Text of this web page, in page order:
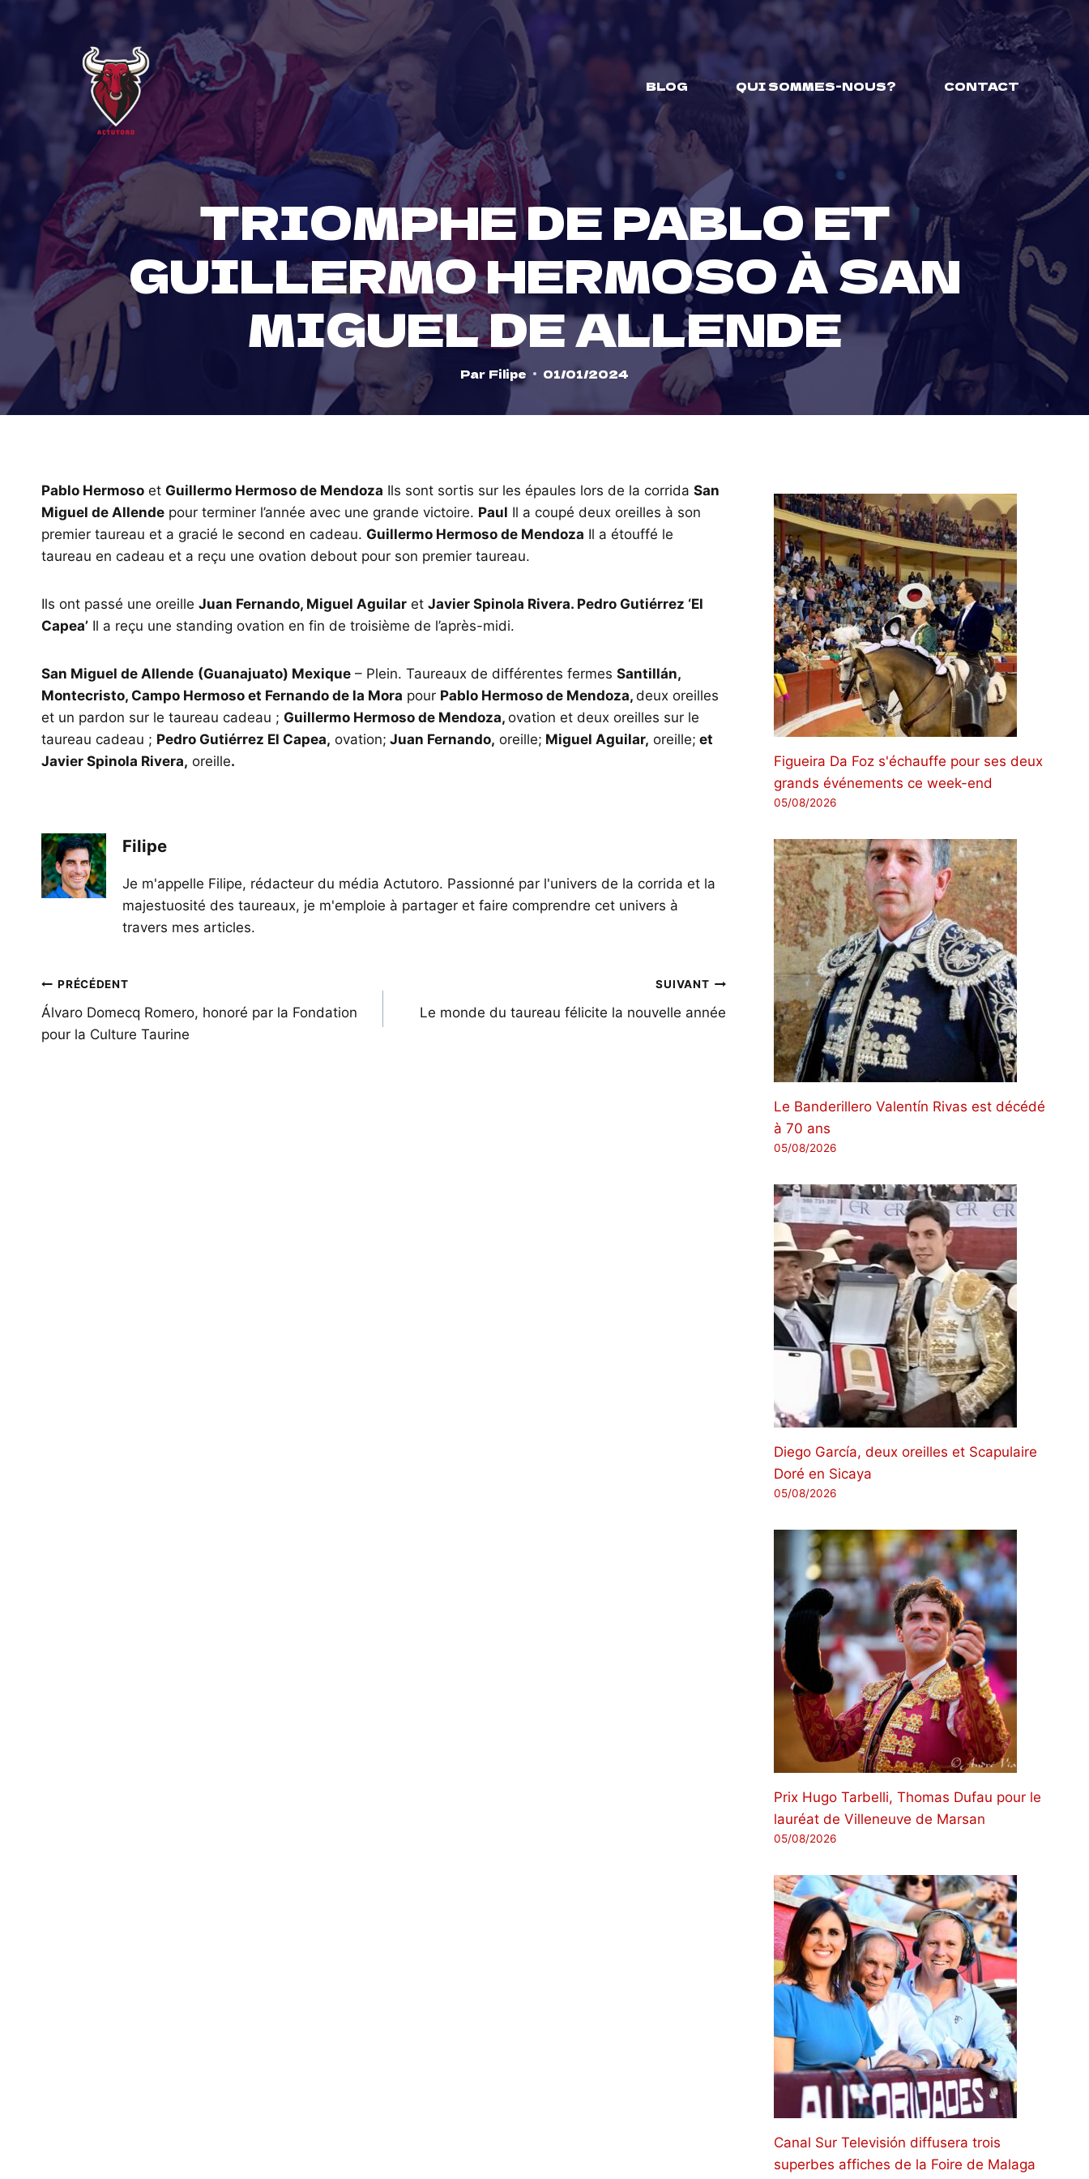
content
BLOG
QUI SOMMES-NOUS? CONTACT
TRIOMPHE DE PABLO ET
GUILLERMO HERMOSO À SAN
MIGUEL DE ALLENDE
Par Filipe 01/01/2024
Pablo Hermoso et Guillermo Hermoso de Mendoza Ils sont sortis sur les épaules lors de la corrida San
Miguel de Allende pour terminer l’année avec une grande victoire. Paul Il a coupé deux oreilles à son
premier taureau et a gracié le second en cadeau. Guillermo Hermoso de Mendoza Il a étouffé le
taureau en cadeau et a reçu une ovation debout pour son premier taureau.
Ils ont passé une oreille Juan Fernando, Miguel Aguilar et Javier Spinola Rivera. Pedro Gutiérrez ‘El
Capea’ Il a reçu une standing ovation en fin de troisième de l’après-midi.
San Miguel de Allende (Guanajuato) Mexique – Plein. Taureaux de différentes fermes Santillán,
Montecristo, Campo Hermoso et Fernando de la Mora pour Pablo Hermoso de Mendoza, deux oreilles
et un pardon sur le taureau cadeau ; Guillermo Hermoso de Mendoza, ovation et deux oreilles sur le
taureau cadeau ; Pedro Gutiérrez El Capea, ovation; Juan Fernando, oreille; Miguel Aguilar, oreille; et
Javier Spinola Rivera, oreille.
Filipe
Je m'appelle Filipe, rédacteur du média Actutoro. Passionné par l'univers de la corrida et la
majestuosité des taureaux, je m'emploie à partager et faire comprendre cet univers à
travers mes articles.
Navigation
de
l’article
PRÉCÉDENT
Álvaro Domecq Romero, honoré par la Fondation
pour la Culture Taurine
SUIVANT
Le monde du taureau félicite la nouvelle année
Figueira Da Foz s'échauffe pour ses deux
grands événements ce week-end
05/08/2026
Le Banderillero Valentín Rivas est décédé
à 70 ans
05/08/2026
Diego García, deux oreilles et Scapulaire
Doré en Sicaya
05/08/2026
Prix ​​Hugo Tarbelli, Thomas Dufau pour le
lauréat de Villeneuve de Marsan
05/08/2026
Canal Sur Televisión diffusera trois
superbes affiches de la Foire de Malaga